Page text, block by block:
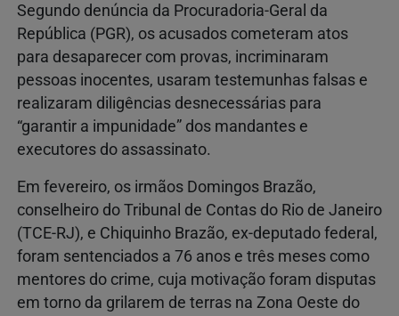
Segundo denúncia da Procuradoria-Geral da
República (PGR), os acusados cometeram atos
para desaparecer com provas, incriminaram
pessoas inocentes, usaram testemunhas falsas e
realizaram diligências desnecessárias para
“garantir a impunidade” dos mandantes e
executores do assassinato.
Em fevereiro, os irmãos Domingos Brazão,
conselheiro do Tribunal de Contas do Rio de Janeiro
(TCE-RJ), e Chiquinho Brazão, ex-deputado federal,
foram sentenciados a 76 anos e três meses como
mentores do crime, cuja motivação foram disputas
em torno da grilarem de terras na Zona Oeste do